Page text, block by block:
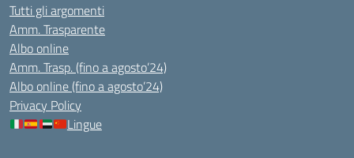
Tutti gli argomenti
Amm. Trasparente
Albo online
Amm. Trasp. (fino a agosto’24)
Albo online (fino a agosto’24)
Privacy Policy
Lingue